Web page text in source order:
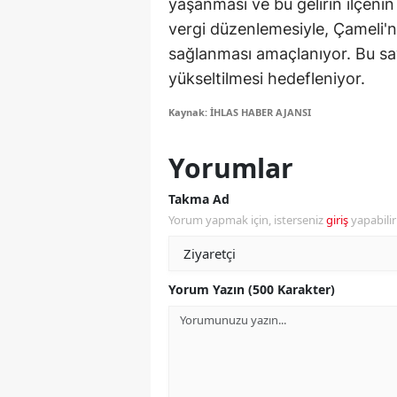
yaşanması ve bu gelirin
vergi düzenlemesiyle,
sağlanması amaçlanıyor. Bu
yükseltilmesi hedefleniyor.
Kaynak: İHLAS HABER AJANSI
Yorumlar
Takma Ad
Yorum yapmak için, istersenizgiriş
Yorum Yazın (500 Karakter)